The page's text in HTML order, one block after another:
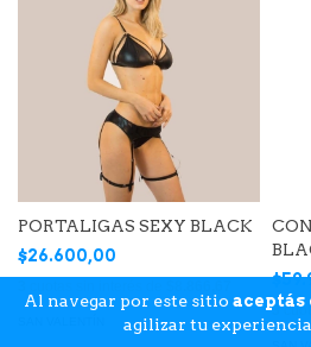
Al navegar por este sitio aceptás
agilizar tu
PORTALIGAS SEXY BLACK
$26.600,00
3